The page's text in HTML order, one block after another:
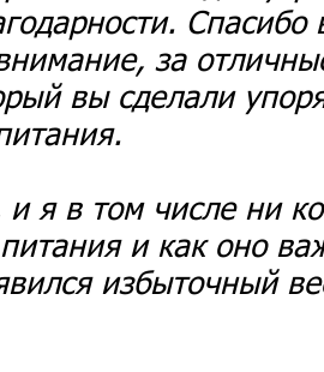
за
вы сделали
я в том числе ни
и как оно
избыточный